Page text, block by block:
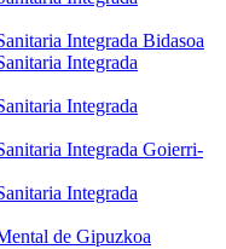
Integrada Bidasoa
Integrada
Integrada
Integrada Goierri-
Integrada
de Gipuzkoa